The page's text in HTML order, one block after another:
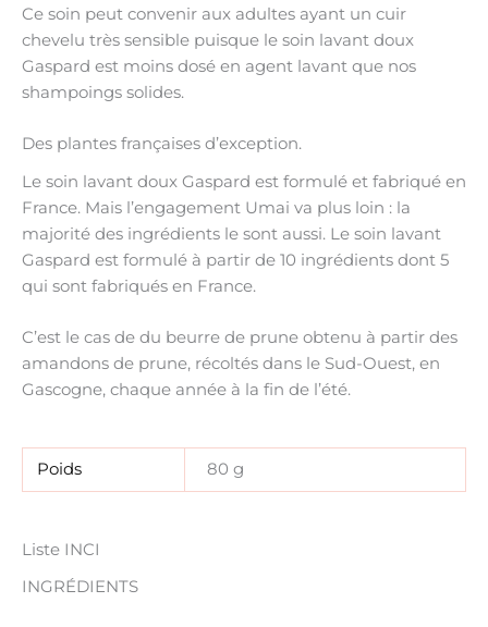
Ce soin peut convenir aux adultes ayant un cuir
chevelu très sensible puisque le soin lavant doux
Gaspard est moins dosé en agent lavant que nos
shampoings solides.
Des plantes françaises d’exception.
Le soin lavant doux Gaspard est formulé et fabriqué en
France. Mais l’engagement Umai va plus loin : la
majorité des ingrédients le sont aussi. Le soin lavant
Gaspard est formulé à partir de 10 ingrédients dont 5
qui sont fabriqués en France.
C’est le cas de du beurre de prune obtenu à partir des
amandons de prune, récoltés dans le Sud-Ouest, en
Gascogne, chaque année à la fin de l’été.
Poids 80 g
Liste INCI
INGRÉDIENTS